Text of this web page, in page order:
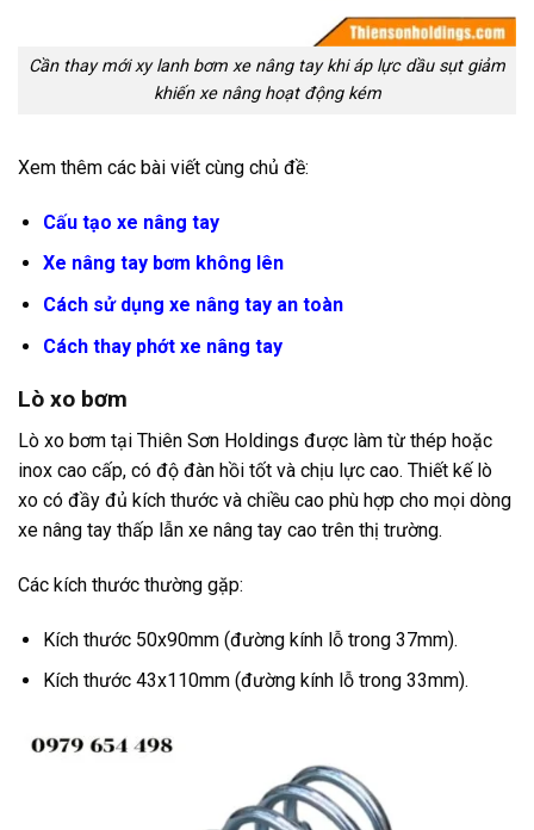
Cần thay mới xy lanh bơm xe nâng tay khi áp lực dầu sụt giảm
khiến xe nâng hoạt động kém
Xem thêm các bài viết cùng chủ đề:
Cấu tạo xe nâng tay
Xe nâng tay bơm không lên
Cách sử dụng xe nâng tay an toàn
Cách thay phớt xe nâng tay
Lò xo bơm
Lò xo bơm tại Thiên Sơn Holdings được làm từ thép hoặc
inox cao cấp, có độ đàn hồi tốt và chịu lực cao. Thiết kế lò
xo có đầy đủ kích thước và chiều cao phù hợp cho mọi dòng
xe nâng tay thấp lẫn xe nâng tay cao trên thị trường.
Các kích thước thường gặp:
Kích thước 50x90mm (đường kính lỗ trong 37mm).
Kích thước 43x110mm (đường kính lỗ trong 33mm).